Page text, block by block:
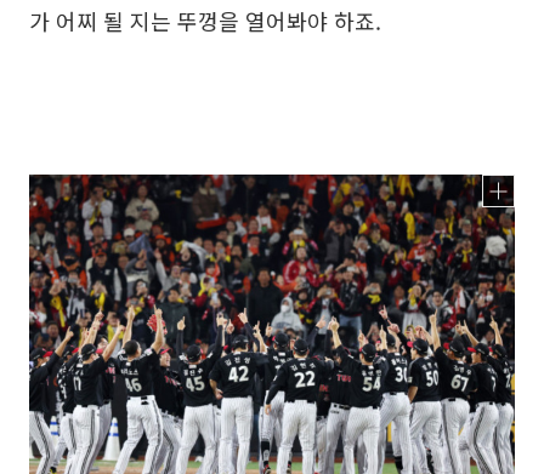
가 어찌 될 지는 뚜껑을 열어봐야 하죠.